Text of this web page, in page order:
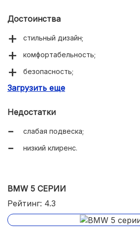
Достоинства
стильный дизайн;
комфортабельность;
безопасность;
экономичность.
Загрузить еще
Недостатки
слабая подвеска;
низкий клиренс.
BMW 5 СЕРИИ
Рейтинг: 4.3